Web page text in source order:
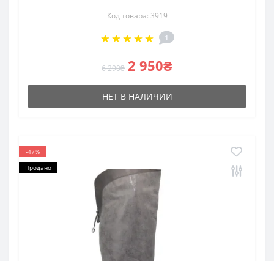
Код товара: 3919
1
6 290₴ 2 950₴
НЕТ В НАЛИЧИИ
-47%
Продано